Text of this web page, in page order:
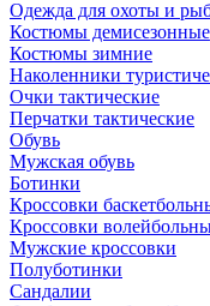
Одежда для охоты и
Костюмы демисезонные
Костюмы зимние
Наколенники
Очки тактические
Перчатки тактические
Обувь
Мужская обувь
Ботинки
Кроссовки
Кроссовки
Мужские кроссовки
Полуботинки
Сандалии